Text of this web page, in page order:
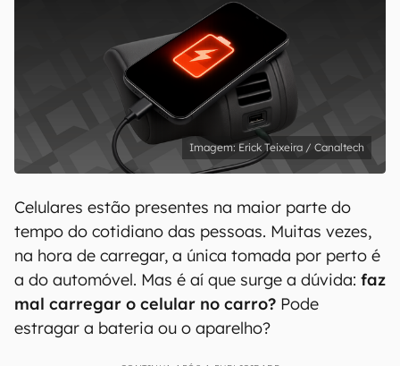
Erick Teixeira / Canaltech
Celulares estão presentes na maior parte do
tempo do cotidiano das pessoas. Muitas vezes,
na hora de carregar, a única tomada por perto é
a do automóvel. Mas é aí que surge a dúvida: faz
mal carregar o celular no carro? Pode
estragar a bateria ou o aparelho?